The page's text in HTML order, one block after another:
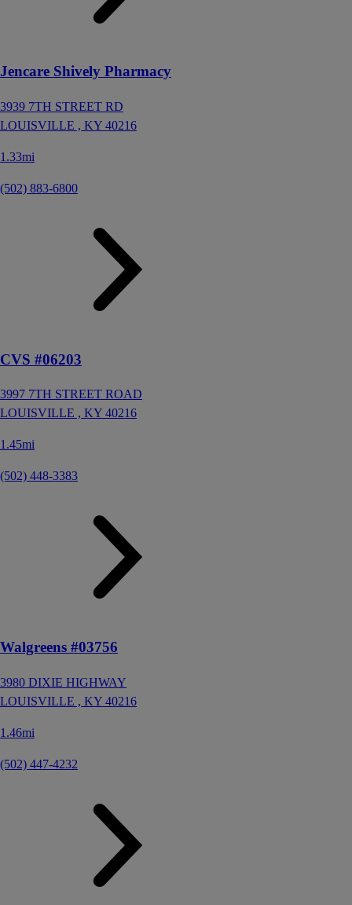
Jencare Shively Pharmacy
3939 7TH STREET RD
LOUISVILLE , KY 40216
1.33mi
(502) 883-6800
CVS #06203
3997 7TH STREET ROAD
LOUISVILLE , KY 40216
1.45mi
(502) 448-3383
Walgreens #03756
3980 DIXIE HIGHWAY
LOUISVILLE , KY 40216
1.46mi
(502) 447-4232